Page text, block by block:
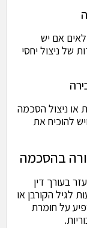
הגילאים אם יש
של ניצול יחסי
או ניצול הסכמה
להוכיח את
בהסכמה
בעורך דין
לגיל הקורבן או
על חומרת